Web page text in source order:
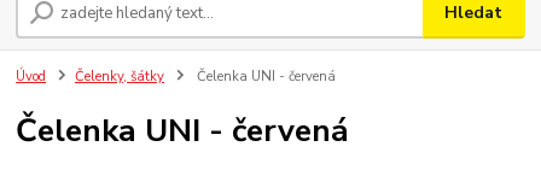
Hledat
Úvod Čelenky, šátky Čelenka UNI - červená
Čelenka UNI - červená